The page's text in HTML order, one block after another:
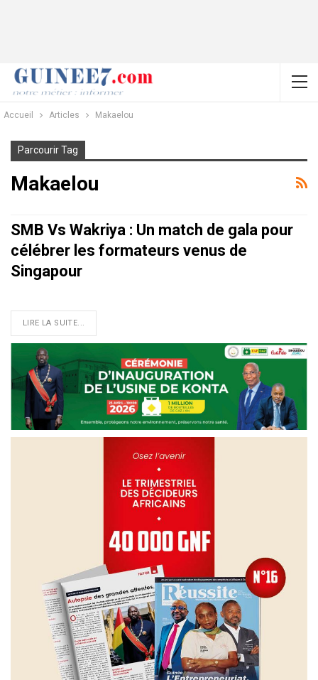
Accueil Articles Makaelou
Parcourir Tag
Makaelou
SMB Vs Wakriya : Un match de gala pour
célébrer les formateurs venus de
Singapour
LIRE LA SUITE...